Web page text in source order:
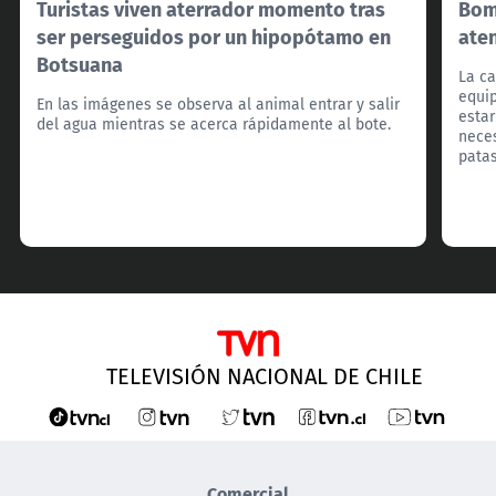
Turistas viven aterrador momento tras
ser perseguidos por un hipopótamo en
Botsuana
En las imágenes se observa al animal entrar y salir
del agua mientras se acerca rápidamente al bote.
La
TELEVISIÓN NACIONAL DE CHILE